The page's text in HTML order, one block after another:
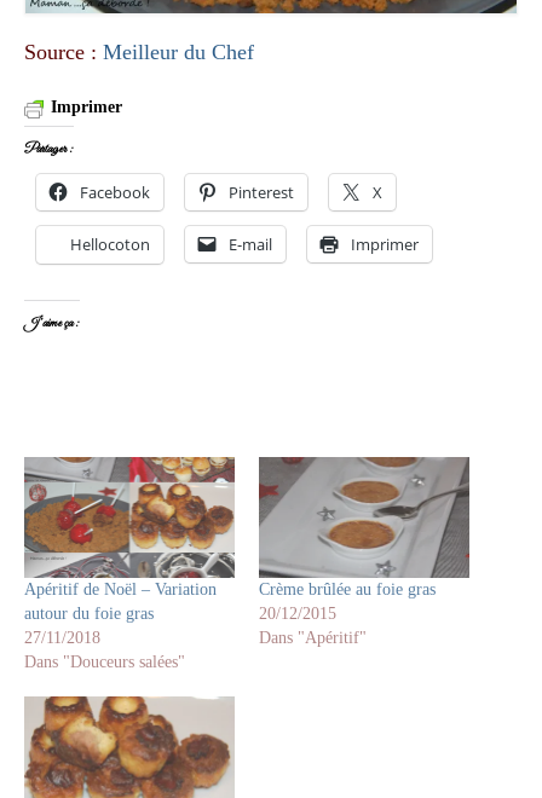
Source : Meilleur du Chef
Imprimer
Partager :
Facebook Pinterest X
Hellocoton E-mail Imprimer
J’aime ça :
Apéritif de Noël – Variation
autour du foie gras
27/11/2018
Dans "Douceurs salées"
Crème brûlée au foie gras
20/12/2015
Dans "Apéritif"